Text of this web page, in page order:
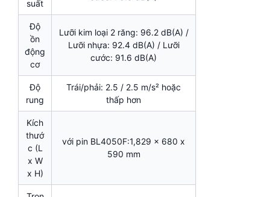
suất
Độ
ồn
động
cơ
Lưỡi kim loại 2 răng: 96.2 dB(A) /
Lưỡi nhựa: 92.4 dB(A) / Lưỡi
cước: 91.6 dB(A)
Độ
rung
Trái/phải: 2.5 / 2.5 m/s² hoặc
thấp hơn
Kích
thướ
c (L
x W
x H)
với pin BL4050F:1,829 x 680 x
590 mm